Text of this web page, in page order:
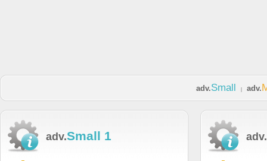
adv.Small adv.
adv.Small 1 adv.